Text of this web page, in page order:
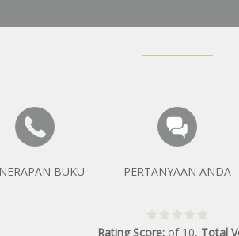
BUKU PERTANYAAN ANDA
Rating Score: of 10, Total